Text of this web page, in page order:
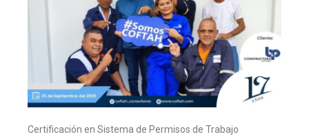
Certificación en Sistema de Permisos de Trabajo